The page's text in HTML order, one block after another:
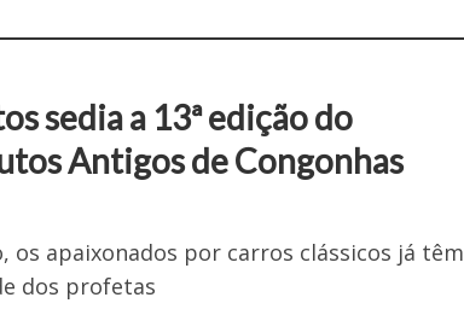
sedia a 13ª edição do
Antigos de Congonhas
os apaixonados por carros clássicos já têm
dos profetas